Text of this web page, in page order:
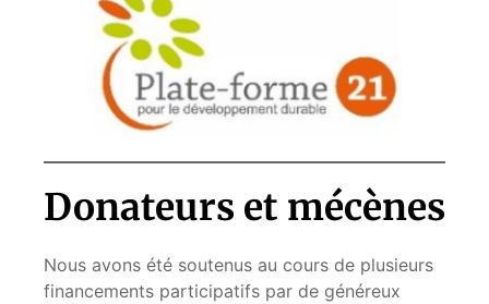
Donateurs et mécènes
Nous avons été soutenus au cours de plusieurs
financements participatifs par de généreux